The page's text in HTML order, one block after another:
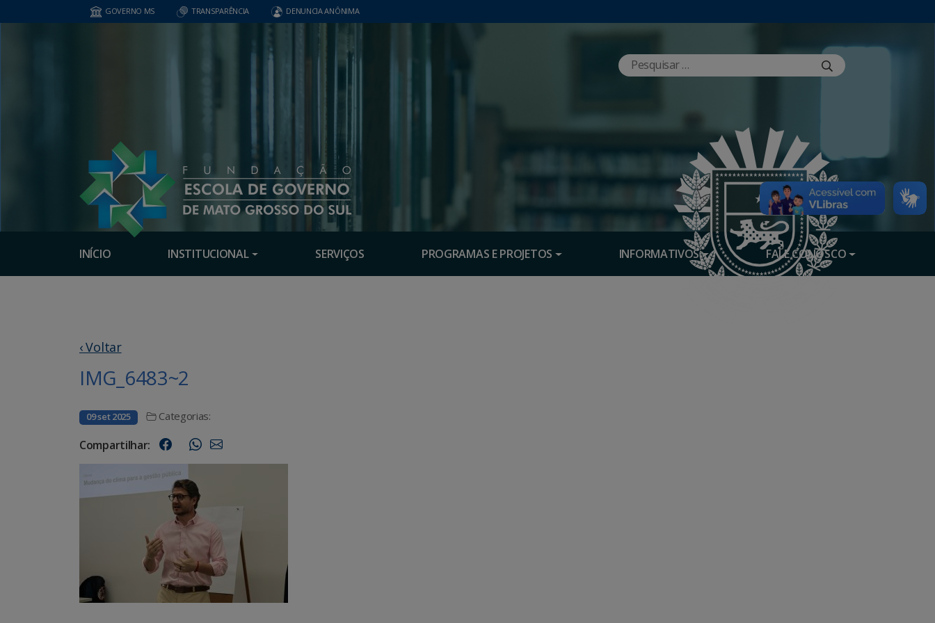
GOVERNO MS TRANSPARÊNCIA DENUNCIA ANÔNIMA
INÍCIO INSTITUCIONAL SERVIÇOS PROGRAMAS E PROJETOS INFORMATIVOS FALE CONOSCO
‹ Voltar
IMG_6483~2
09 set 2025 Categorias:
Compartilhar: